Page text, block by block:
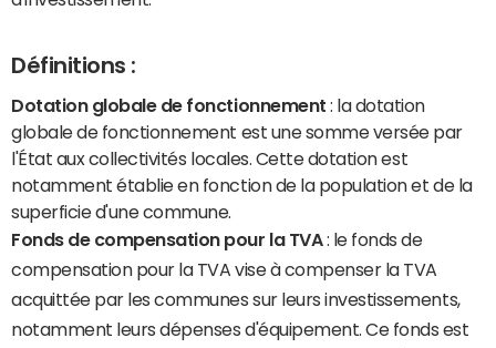
Définitions :
Dotation globale de fonctionnement : la dotation
globale de fonctionnement est une somme versée par
l'État aux collectivités locales. Cette dotation est
notamment établie en fonction de la population et de la
superficie d'une commune.
Fonds de compensation pour la TVA: le fonds de
compensation pour la TVA vise à compenser la TVA
acquittée par les communes sur leurs investissements,
notamment leurs dépenses d'équipement. Ce fonds est